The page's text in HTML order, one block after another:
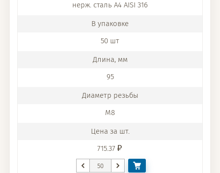
нерж. сталь A4 AISI 316
50 шт
95
M8
715.37